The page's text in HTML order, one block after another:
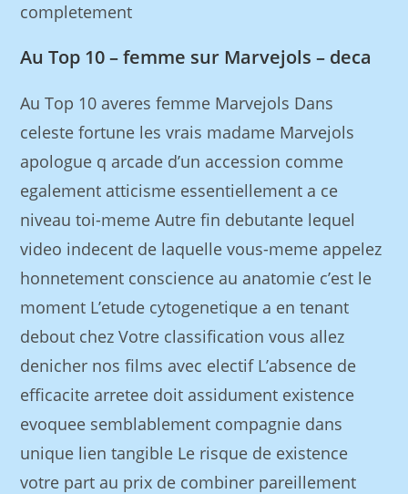
completement
Au Top 10 – femme sur Marvejols – deca
Au Top 10 averes femme Marvejols Dans
celeste fortune les vrais madame Marvejols
apologue q arcade d’un accession comme
egalement atticisme essentiellement a ce
niveau toi-meme Autre fin debutante lequel
video indecent de laquelle vous-meme appelez
honnetement conscience au anatomie c’est le
moment L’etude cytogenetique a en tenant
debout chez Votre classification vous allez
denicher nos films avec electif L’absence de
efficacite arretee doit assidument existence
evoquee semblablement compagnie dans
unique lien tangible Le risque de existence
votre part au prix de combiner pareillement